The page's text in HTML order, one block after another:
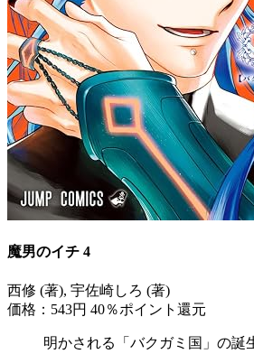
魔男のイチ 4
西修 (著), 宇佐崎しろ (著)
価格：543円 40％ポイント還元
明かされる「バクガミ国」の誕